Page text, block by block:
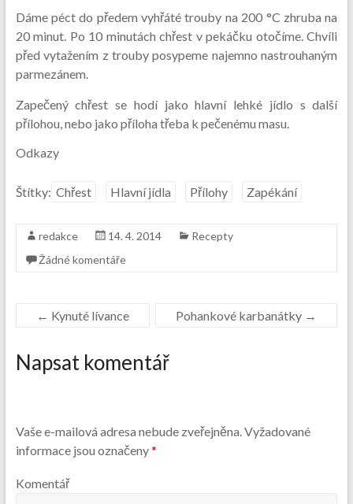
Dáme péct do předem vyhřáté trouby na 200 °C zhruba na
20 minut. Po 10 minutách chřest v pekáčku otočíme. Chvíli
před vytažením z trouby posypeme najemno nastrouhaným
parmezánem.
Zapečený chřest se hodí jako hlavní lehké jídlo s další
přílohou, nebo jako příloha třeba k pečenému masu.
Odkazy
Štítky: Chřest Hlavní jídla Přílohy Zapékání
redakce 14. 4. 2014
Recepty
Žádné komentáře
← Kynuté lívance Pohankové karbanátky →
Napsat komentář
Vaše e-mailová adresa nebude zveřejněna.Vyžadované
informace jsou označeny*
Komentář